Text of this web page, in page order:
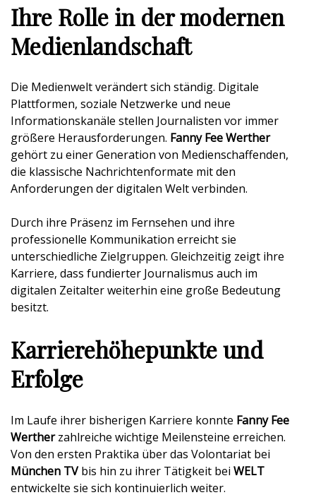
Ihre Rolle in der modernen
Medienlandschaft
Die Medienwelt verändert sich ständig. Digitale
Plattformen, soziale Netzwerke und neue
Informationskanäle stellen Journalisten vor immer
größere Herausforderungen. Fanny Fee Werther
gehört zu einer Generation von Medienschaffenden,
die klassische Nachrichtenformate mit den
Anforderungen der digitalen Welt verbinden.
Durch ihre Präsenz im Fernsehen und ihre
professionelle Kommunikation erreicht sie
unterschiedliche Zielgruppen. Gleichzeitig zeigt ihre
Karriere, dass fundierter Journalismus auch im
digitalen Zeitalter weiterhin eine große Bedeutung
besitzt.
Karrierehöhepunkte und
Erfolge
Im Laufe ihrer bisherigen Karriere konnte Fanny Fee
Wertherzahlreiche wichtige Meilensteine erreichen.
Von den ersten Praktika über das Volontariat bei
München TVbis hin zu ihrer Tätigkeit bei WELT
entwickelte sie sich kontinuierlich weiter.